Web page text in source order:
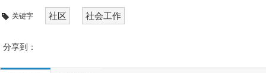
关键字 社区 社会工作
分享到：